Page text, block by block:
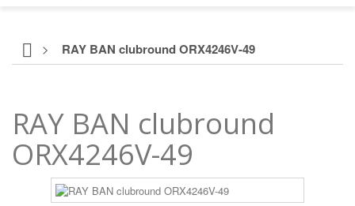
> RAY BAN clubround ORX4246V-49
RAY BAN clubround
ORX4246V-49